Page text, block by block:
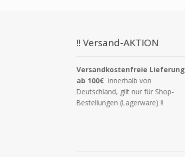
!! Versand-AKTION
Versandkostenfreie Lieferung
ab 100€ innerhalb von
Deutschland, gilt nur für Shop-
Bestellungen (Lagerware) !!